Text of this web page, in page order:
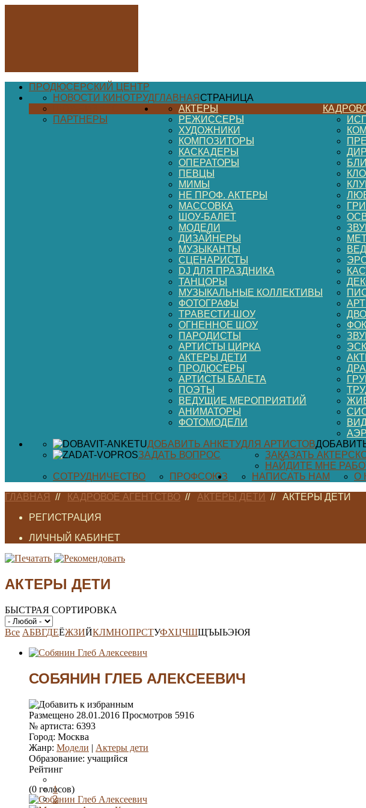
ПРОДЮСЕРСКИЙ ЦЕНТР
ГЛАВНАЯСТРАНИЦА
НОВОСТИ КИНОТРУД
ПАРТНЕРЫ
АКТЕРЫ
РЕЖИССЕРЫ
ХУДОЖНИКИ
КОМПОЗИТОРЫ
КАСКАДЕРЫ
ОПЕРАТОРЫ
ПЕВЦЫ
МИМЫ
НЕ ПРОФ. АКТЕРЫ
МАССОВКА
ШОУ-БАЛЕТ
МОДЕЛИ
ДИЗАЙНЕРЫ
МУЗЫКАНТЫ
СЦЕНАРИСТЫ
DJ ДЛЯ ПРАЗДНИКА
ТАНЦОРЫ
МУЗЫКАЛЬНЫЕ КОЛЛЕКТИВЫ
ФОТОГРАФЫ
ТРАВЕСТИ-ШОУ
ОГНЕННОЕ ШОУ
ПАРОДИСТЫ
АРТИСТЫ ЦИРКА
АКТЕРЫ ДЕТИ
ПРОДЮСЕРЫ
АРТИСТЫ БАЛЕТА
ПОЭТЫ
ВЕДУЩИЕ МЕРОПРИЯТИЙ
АНИМАТОРЫ
ФОТОМОДЕЛИ
ДЛЯ АРТИСТОВ
ДОБАВИТЬ АНКЕТУ
ЗАДАТЬ ВОПРОС
ЗАКАЗАТЬ
НАЙДИТЕ МНЕ
СОТРУДНИЧЕСТВО
ПРОФСОЮЗ НАПИСАТЬ НАМ
О
ГЛАВНАЯ
// КАДРОВОЕ АГЕНТСТВО // АКТЕРЫ ДЕТИ //
АКТЕРЫ ДЕТИ
РЕГИСТРАЦИЯ
ЛИЧНЫЙ КАБИНЕТ
АКТЕРЫ ДЕТИ
БЫСТРАЯ СОРТИРОВКА
Все АБВГДЕЁЖЗИЙКЛМНОПРСТУФХЦЧШЩЪЫЬЭЮЯ
СОБЯНИН ГЛЕБ АЛЕКСЕЕВИЧ
Размещено 28.01.2016 Просмотров 5916
№ артиста: 6393
Город: Москва
Жанр: Модели | Актеры дети
Образование: учащийся
Рейтинг
1
2
(0 голосов)